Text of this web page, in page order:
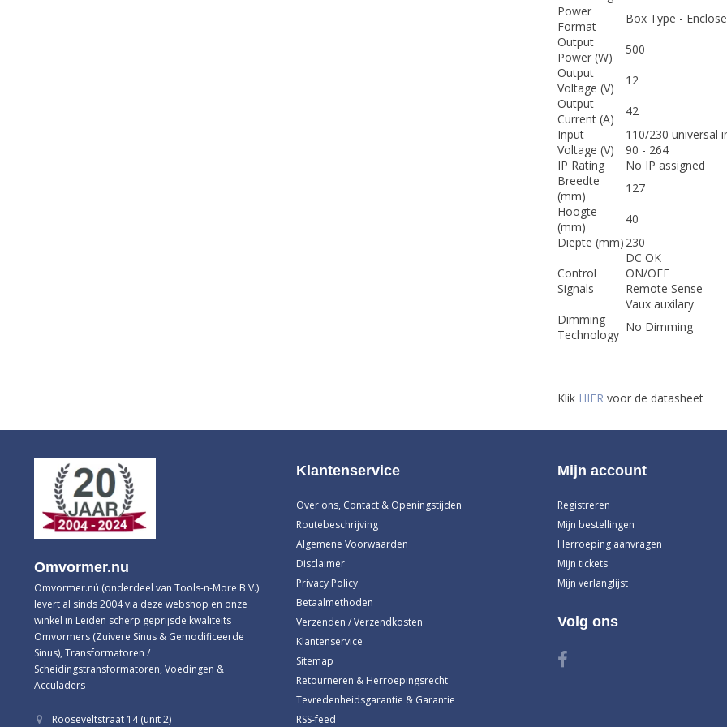
Power
Format
Box Type -
Output
Power (W)
500
Output
Voltage (V)
12
Output
Current (A)
42
Input
Voltage (V)
110/230 universal
90 - 264
IP Rating
No IP assigned
Breedte
(mm)
127
Hoogte
(mm)
40
Diepte (mm) 230
Control
Signals
DC OK
ON/OFF
Remote Sense
Vaux auxilary
Dimming
Technology
No Dimming
Klik HIER voor de datasheet
Omvormer.nu
Omvormer.nú (onderdeel van Tools-n-More B.V.)
levert al sinds 2004 via deze webshop en onze
winkel in Leiden scherp geprijsde kwaliteits
Omvormers (Zuivere Sinus & Gemodificeerde
Sinus), Transformatoren /
Scheidingstransformatoren, Voedingen &
Acculaders
Rooseveltstraat 14 (unit 2)
Klantenservice
Over ons, Contact & Openingstijden
Routebeschrijving
Algemene Voorwaarden
Disclaimer
Privacy Policy
Betaalmethoden
Verzenden / Verzendkosten
Klantenservice
Sitemap
Retourneren & Herroepingsrecht
Tevredenheidsgarantie & Garantie
RSS-feed
Mijn account
Registreren
Mijn bestellingen
Herroeping aanvragen
Mijn tickets
Mijn verlanglijst
Volg ons